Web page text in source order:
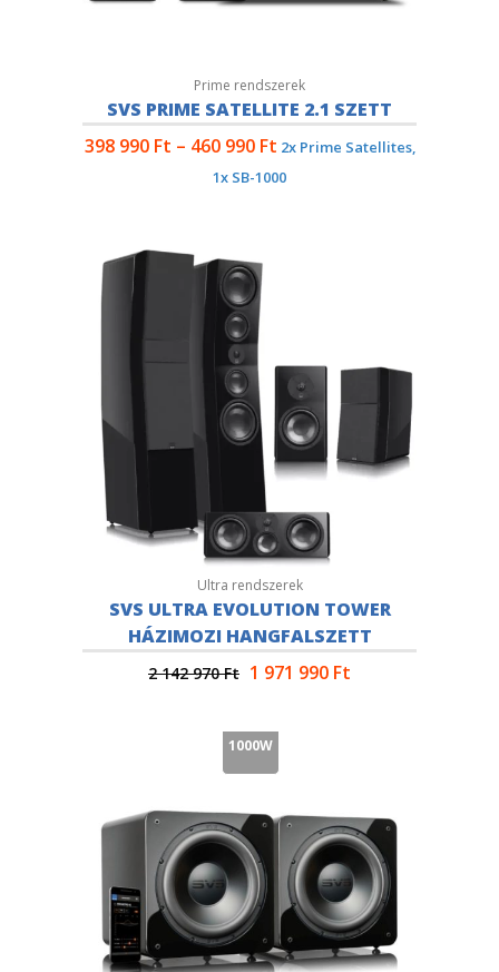
Prime rendszerek
SVS PRIME SATELLITE 2.1 SZETT
398 990 Ft – 460 990 Ft 2x Prime Satellites,
1x SB-1000
Ultra rendszerek
SVS ULTRA EVOLUTION TOWER
HÁZIMOZI HANGFALSZETT
2 142 970Ft 1 971 990 Ft
1000W